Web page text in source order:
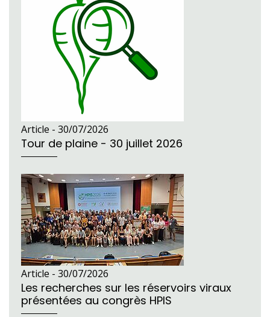
Article - 30/07/2026
Tour de plaine - 30 juillet 2026
Article - 30/07/2026
Les recherches sur les réservoirs viraux
présentées au congrès HPIS